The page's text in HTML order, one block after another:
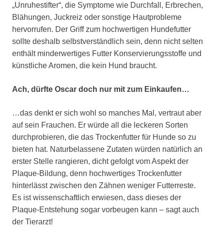
„Unruhestifter“, die Symptome wie Durchfall, Erbrechen,
Blähungen, Juckreiz oder sonstige Hautprobleme
hervorrufen. Der Griff zum hochwertigen Hundefutter
sollte deshalb selbstverständlich sein, denn nicht selten
enthält minderwertiges Futter Konservierungsstoffe und
künstliche Aromen, die kein Hund braucht.
Ach, dürfte Oscar doch nur mit zum Einkaufen…
…das denkt er sich wohl so manches Mal, vertraut aber
auf sein Frauchen. Er würde all die leckeren Sorten
durchprobieren, die das Trockenfutter für Hunde so zu
bieten hat. Naturbelassene Zutaten würden natürlich an
erster Stelle rangieren, dicht gefolgt vom Aspekt der
Plaque-Bildung, denn hochwertiges Trockenfutter
hinterlässt zwischen den Zähnen weniger Futterreste.
Es ist wissenschaftlich erwiesen, dass dieses der
Plaque-Entstehung sogar vorbeugen kann – sagt auch
der Tierarzt!